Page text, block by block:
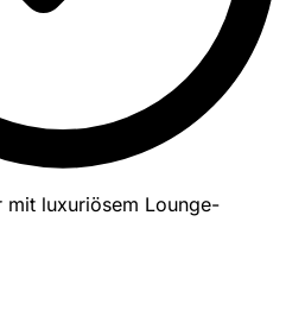
mit luxuriösem Lounge-